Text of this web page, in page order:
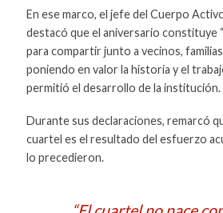
En ese marco, el jefe del Cuerpo
destacó que el aniversario constituye
para compartir junto a vecinos,
poniendo en valor la historia y el
permitió el desarrollo de la institución.
Durante sus declaraciones, remarcó
cuartel es el resultado del esfuerzo
lo precedieron.